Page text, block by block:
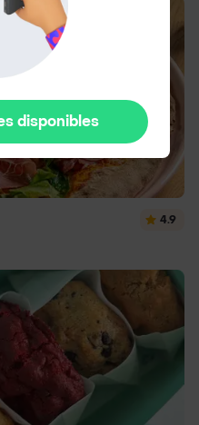
4.9
disponibles